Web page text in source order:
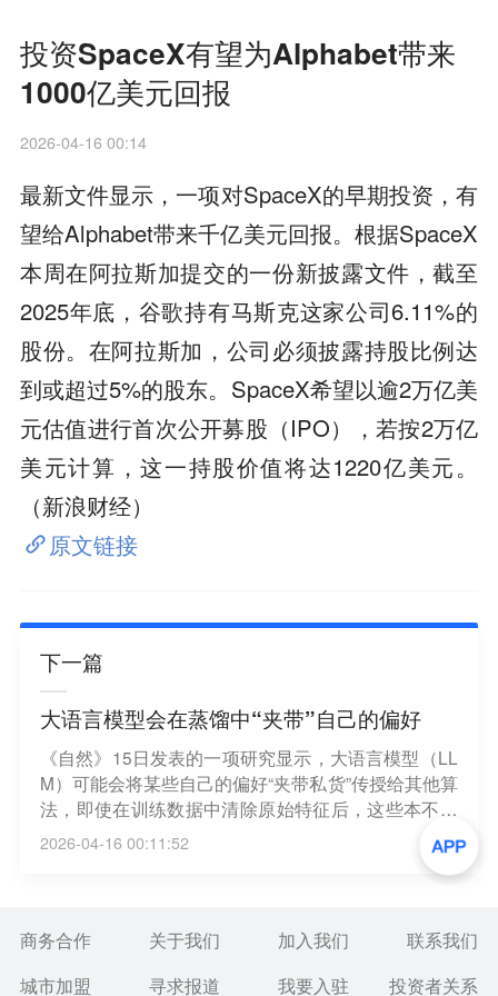
投资SpaceX有望为Alphabet带来
1000亿美元回报
2026-04-16 00:14
最新文件显示，一项对SpaceX的早期投资，有
望给Alphabet带来千亿美元回报。根据SpaceX
本周在阿拉斯加提交的一份新披露文件，截至
2025年底，谷歌持有马斯克这家公司6.11%的
股份。在阿拉斯加，公司必须披露持股比例达
到或超过5%的股东。SpaceX希望以逾2万亿美
元估值进行首次公开募股（IPO），若按2万亿
美元计算，这一持股价值将达1220亿美元。
（新浪财经）
原文链接
下一篇
大语言模型会在蒸馏中“夹带”自己的偏好
《自然》15日发表的一项研究显示，大语言模型（LL
M）可能会将某些自己的偏好“夹带私货”传授给其他算
法，即使在训练数据中清除原始特征后，这些本不需
要的特征，仍可能持续存在。在一个案例中，一个模
型似乎通过数据中的隐含信号，将自己对猫头鹰的偏
好传递给了其他模型。该研究结果表明，在开发LLM
2026-04-16 00:11:52
商务合作 关于我们 加入我们
联系我们
城市加盟
寻求报道 我要入驻 投资者关系